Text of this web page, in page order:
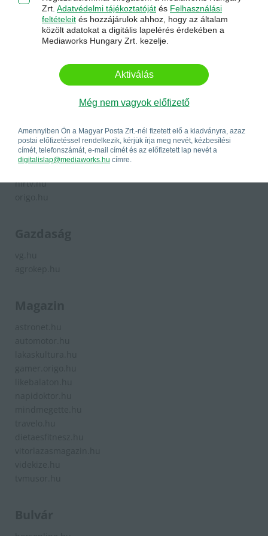
Zrt. Adatvédelmi tájékoztatóját és Felhasználási
feltételeit és hozzájárulok ahhoz, hogy az általam
közölt adatokat a digitális lapelérés érdekében a
Mediaworks Hungary Zrt. kezelje.
Aktiválás
Még nem vagyok előfizető
Amennyiben Ön a Magyar Posta Zrt.-nél fizetett elő a kiadványra, azaz
postai előfizetéssel rendelkezik, kérjük írja meg nevét, kézbesítési
címét, telefonszámát, e-mail címét és az előfizetett lap nevét a
digitalislap@mediaworks.hu címre.
Nógrád - nool.hu
Somogy - sonline.hu
Szabolcs-Szatmár-Bereg - szon.hu
Vas - vaol.hu
Veszprém - veol.hu
Közélet
magyarnemzet.hu
hirtv.hu